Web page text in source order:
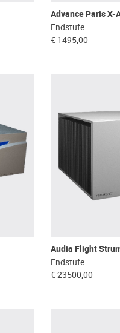
Advance Paris X-
Endstufe
€ 1495,00
Audia Flight
Endstufe
€ 23500,00